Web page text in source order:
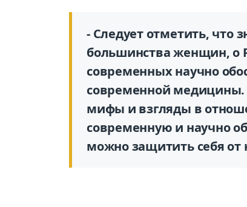
- Следует отметить, что
большинства женщин, о
современных научно
современной медицины.
мифы и взгляды в
современную и научно
можно защитить себя от